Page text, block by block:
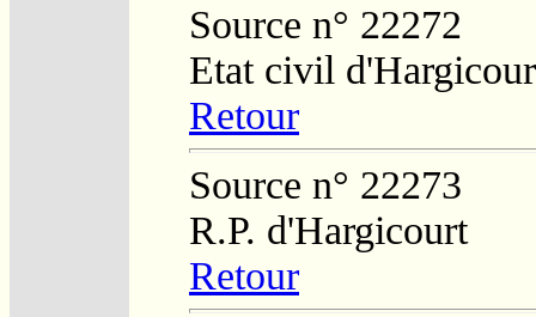
Source n° 22272
Etat civil
Retour
Source n° 22273
R.P. d'Hargicourt
Retour